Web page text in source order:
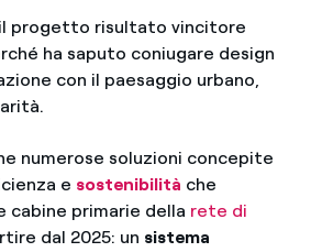
progetto risultato vincitore
ha saputo coniugare design
con il paesaggio urbano,
numerose soluzioni concepite
e sostenibilità che
cabine primarie della rete di
dal 2025: un sistema